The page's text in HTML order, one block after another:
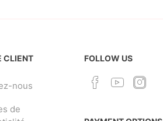
CLIENT
nous
de
FOLLOW US